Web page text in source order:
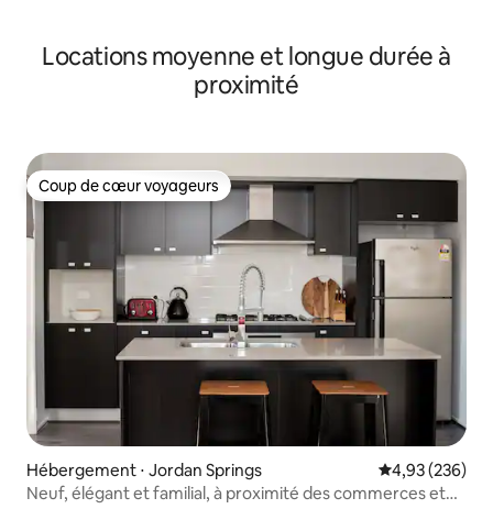
Locations moyenne et longue durée à
proximité
Coup de cœur voyageurs
Coup de cœur voyageurs
Hébergement ⋅ Jordan Springs Évaluation
4,93 (236)
Neuf, élégant et familial, à proximité des commerces et